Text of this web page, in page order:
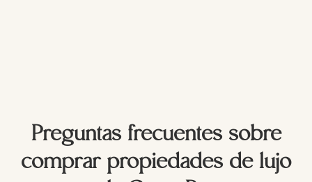
Preguntas frecuentes sobre
comprar propiedades de lujo